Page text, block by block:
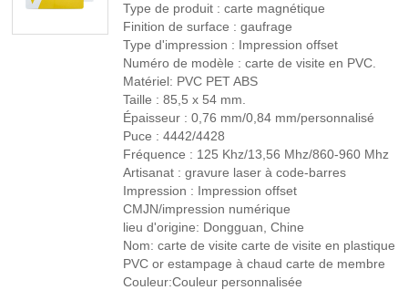
Type de produit : carte magnétique
Finition de surface : gaufrage
Type d'impression : Impression offset
Numéro de modèle : carte de visite en PVC.
Matériel: PVC PET ABS
Taille : 85,5 x 54 mm.
Épaisseur : 0,76 mm/0,84 mm/personnalisé
Puce : 4442/4428
Fréquence : 125 Khz/13,56 Mhz/860-960 Mhz
Artisanat : gravure laser à code-barres
Impression : Impression offset
CMJN/impression numérique
lieu d'origine: Dongguan, Chine
Nom: carte de visite carte de visite en plastique
PVC or estampage à chaud carte de membre
Couleur:Couleur personnalisée